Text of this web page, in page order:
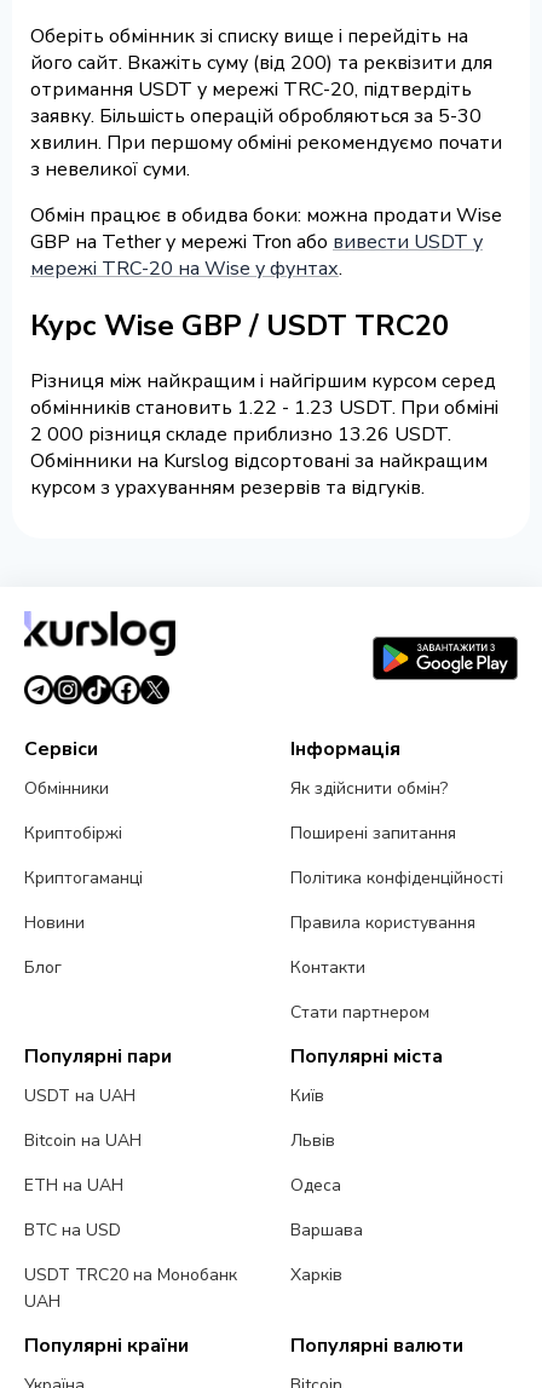
Оберіть обмінник зі списку вище і перейдіть на
його сайт. Вкажіть суму (від 200) та реквізити для
отримання USDT у мережі TRC-20, підтвердіть
заявку. Більшість операцій обробляються за 5-30
хвилин. При першому обміні рекомендуємо почати
з невеликої суми.
Обмін працює в обидва боки: можна продати Wise
GBP на Tether у мережі Tron або вивести USDT у
мережі TRC-20 на Wise у фунтах.
Курс Wise GBP / USDT TRC20
Різниця між найкращим і найгіршим курсом серед
обмінників становить 1.22 - 1.23 USDT. При обміні
2 000 різниця складе приблизно 13.26 USDT.
Обмінники на Kurslog відсортовані за найкращим
курсом з урахуванням резервів та відгуків.
Сервіси
Обмінники
Криптобіржі
Криптогаманці
Новини
Блог
Інформація
Як здійснити обмін?
Поширені запитання
Політика конфіденційності
Правила користування
Контакти
Стати партнером
Популярні пари
USDT на UAH
Bitcoin на UAH
ETH на UAH
BTC на USD
USDT TRC20 на Монобанк
UAH
Популярні міста
Київ
Львів
Одеса
Варшава
Харків
Популярні країни Популярні валюти